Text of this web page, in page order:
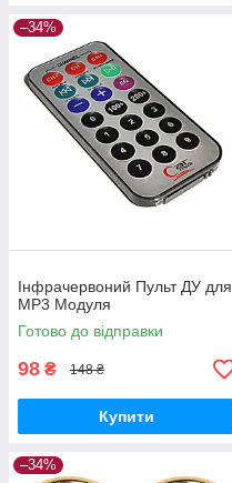
–34%
Інфрачервоний Пульт ДУ для
MP3 Модуля
Готово до відправки
98 ₴ 148 ₴
Купити
–34%